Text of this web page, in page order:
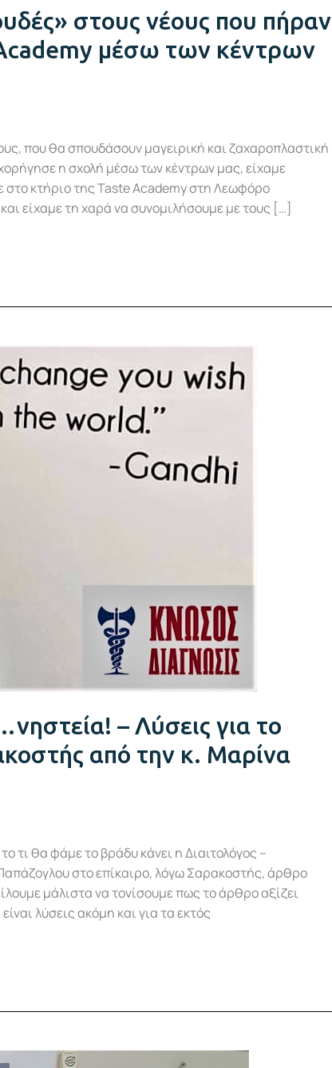
στους νέους που πήραν
μέσω των κέντρων
που θα σπουδάσουν μαγειρική και ζαχαροπλαστική
η σχολή μέσω των κέντρων μας, είχαμε
κτήριο της Taste Academy στη Λεωφόρο
είχαμε τη χαρά να συνομιλήσουμε με τους […]
– Λύσεις για το
από την κ. Μαρίνα
τι θα φάμε το βράδυ κάνει η Διαιτολόγος –
στο επίκαιρο, λόγω Σαρακοστής, άρθρο
μάλιστα να τονίσουμε πως το άρθρο αξίζει
λύσεις ακόμη και για τα εκτός